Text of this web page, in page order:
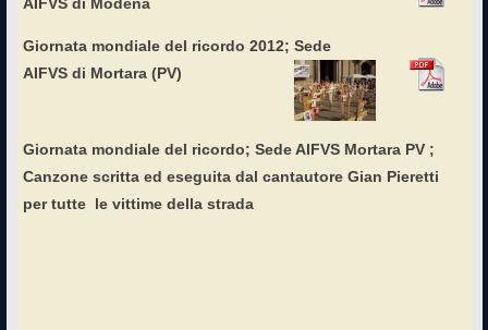
Giornata mondiale del ricordo 2012; Sede
AIFVS di Mortara (PV)
Giornata mondiale del ricordo; Sede AIFVS Mortara PV ;
Canzone scritta ed eseguita dal cantautore Gian Pieretti
per tutte le vittime della strada